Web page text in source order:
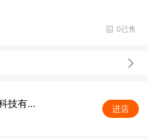
0已售
深圳市时代中视科技有限公司 进店